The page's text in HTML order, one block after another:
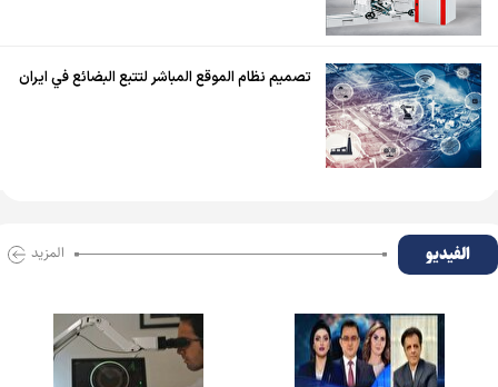
تصميم نظام الموقع المباشر لتتبع البضائع في ايران
الفیدیو المزید